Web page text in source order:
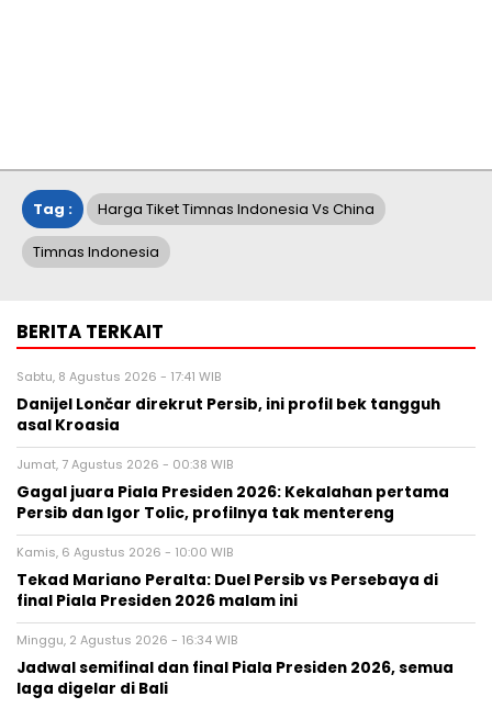
Tag : Harga Tiket Timnas Indonesia Vs China
Timnas Indonesia
BERITA TERKAIT
Sabtu, 8 Agustus 2026 - 17:41 WIB
Danijel Lončar direkrut Persib, ini profil bek tangguh
asal Kroasia
Jumat, 7 Agustus 2026 - 00:38 WIB
Gagal juara Piala Presiden 2026: Kekalahan pertama
Persib dan Igor Tolic, profilnya tak mentereng
Kamis, 6 Agustus 2026 - 10:00 WIB
Tekad Mariano Peralta: Duel Persib vs Persebaya di
final Piala Presiden 2026 malam ini
Minggu, 2 Agustus 2026 - 16:34 WIB
Jadwal semifinal dan final Piala Presiden 2026, semua
laga digelar di Bali